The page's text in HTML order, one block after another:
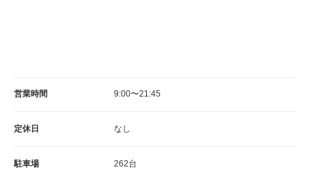
営業時間 9:00〜21:45
定休日 なし
駐車場 262台